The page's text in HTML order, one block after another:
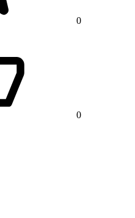
0
0